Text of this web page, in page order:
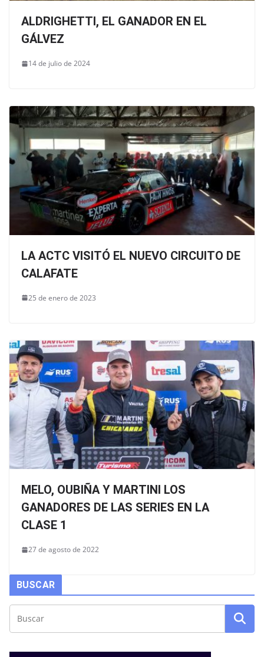
ALDRIGHETTI, EL GANADOR EN EL
GÁLVEZ
14 de julio de 2024
LA ACTC VISITÓ EL NUEVO CIRCUITO DE
CALAFATE
25 de enero de 2023
MELO, OUBIÑA Y MARTINI LOS
GANADORES DE LAS SERIES EN LA
CLASE 1
27 de agosto de 2022
BUSCAR